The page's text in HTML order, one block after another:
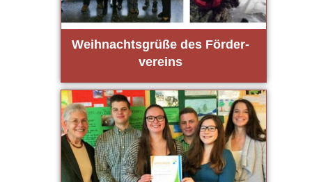
Weih­nachts­grü­ße des För­der­
ver­eins